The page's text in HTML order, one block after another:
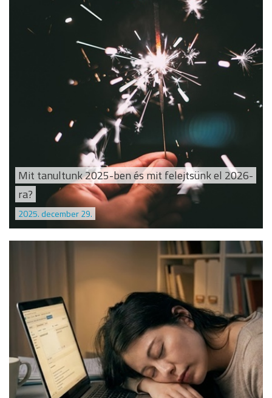
Mit tanultunk 2025-ben és mit felejtsünk el 2026-
ra?
2025. december 29.